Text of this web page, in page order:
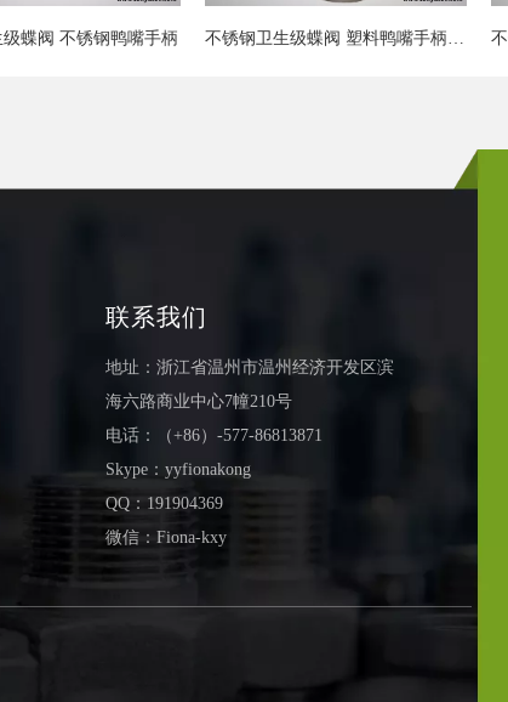
不锈钢卫生级蝶阀 塑料鸭嘴手柄
联系我们
地址：浙江省温州市温州经济开发区滨
海六路商业中心7幢210号
电话：（+86）-577-86813871
Skype：yyfionakong
QQ：191904369
微信：Fiona-kxy